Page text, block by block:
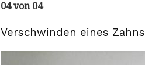
04 von 04
Verschwinden eines